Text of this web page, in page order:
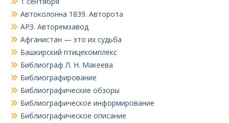
Автоколонна 1839. Авторота
АРЗ. Авторемзавод
Афганистан — это их судьба
Башкирский птицекомплекс
Библиограф Л. Н. Макеева
Библиографирование
Библиографические обзоры
Библиографическое информирование
Библиографическое описание